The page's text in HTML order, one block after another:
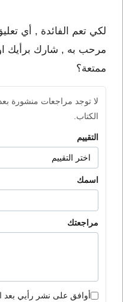
لكي تعم الفائدة , أي
مرحب به , شارك برأيك
ممتعة؟
لا توجد مراجعات منشورة
الكتاب.
التقييم
اسمك
مراجعتك
أوافق على نشر رأيي بعد